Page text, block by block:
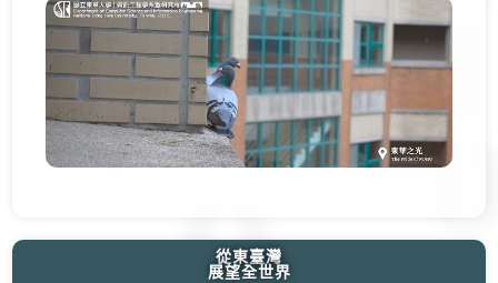
從東臺灣
展望全世界